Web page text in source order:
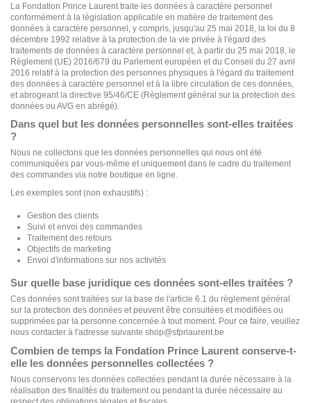
La Fondation Prince Laurent traite les données à caractère personnel
conformément à la législation applicable en matière de traitement des
données à caractère personnel, y compris, jusqu'au 25 mai 2018, la loi du 8
décembre 1992 relative à la protection de la vie privée à l'égard des
traitements de données à caractère personnel et, à partir du 25 mai 2018, le
Règlement (UE) 2016/679 du Parlement européen et du Conseil du 27 avril
2016 relatif à la protection des personnes physiques à l'égard du traitement
des données à caractère personnel et à la libre circulation de ces données,
et abrogeant la directive 95/46/CE (Règlement général sur la protection des
données ou AVG en abrégé).
Dans quel but les données personnelles sont-elles traitées
?
Nous ne collectons que les données personnelles qui nous ont été
communiquées par vous-même et uniquement dans le cadre du traitement
des commandes via notre boutique en ligne.
Les exemples sont (non exhaustifs) :
Gestion des clients
Suivi et envoi des commandes
Traitement des retours
Objectifs de marketing
Envoi d'informations sur nos activités
Sur quelle base juridique ces données sont-elles traitées ?
Ces données sont traitées sur la base de l'article 6.1 du règlement général
sur la protection des données et peuvent être consultées et modifiées ou
supprimées par la personne concernée à tout moment. Pour ce faire, veuillez
nous contacter à l'adresse suivante shop@sfprlaurent.be
Combien de temps la Fondation Prince Laurent conserve-t-
elle les données personnelles collectées ?
Nous conservons les données collectées pendant la durée nécessaire à la
réalisation des finalités du traitement ou pendant la durée nécessaire au